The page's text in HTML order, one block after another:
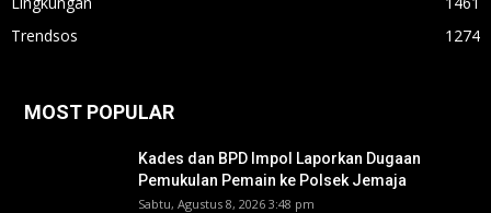
Trendsos
1274
MOST POPULAR
Kades dan BPD Impol Laporkan Dugaan
Pemukulan Pemain ke Polsek Jemaja
Sabtu, Agustus 8, 2026 3:48 pm